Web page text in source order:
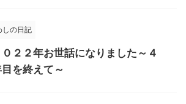
しの日記
０２２年お世話になりました～４
を終えて～